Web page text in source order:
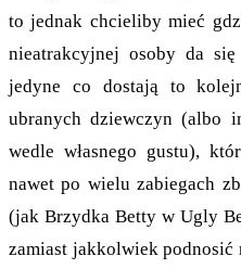
to jednak chcieliby mieć
nieatrakcyjnej osoby da
jedyne co dostają to
ubranych dziewczyn (albo
wedle własnego gustu),
nawet po wielu zabiegach
(jak Brzydka Betty w Ugly
zamiast jakkolwiek podnosić